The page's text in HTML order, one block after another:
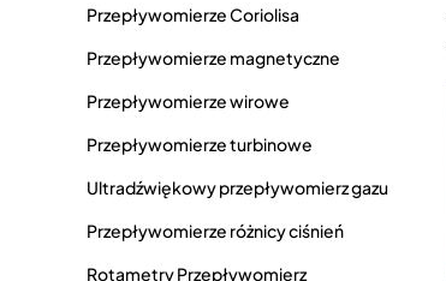
Przepływomierze Coriolisa
Przepływomierze magnetyczne
Przepływomierze wirowe
Przepływomierze turbinowe
Ultradźwiękowy przepływomierz gazu
Przepływomierze różnicy ciśnień
Rotametry Przepływomierz